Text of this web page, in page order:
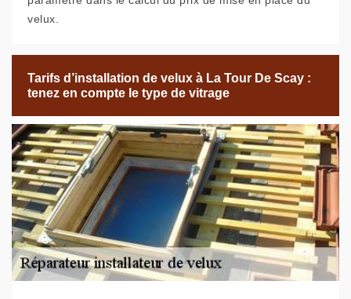
velux.
Tarifs d’installation de velux à La Tour De Scay :
tenez en compte le type de vitrage